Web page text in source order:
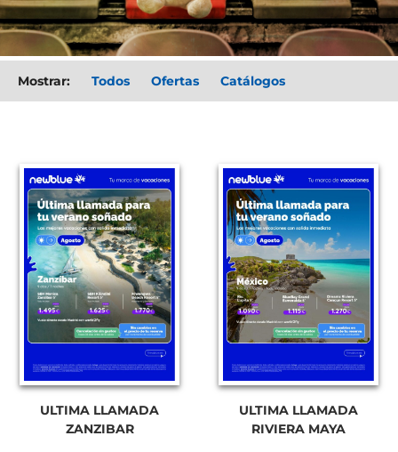
Mostrar:
Todos
oferta catalogo
ULTIMA LLAMADA
ZANZIBAR
ULTIMA LLAMADA
RIVIERA MAYA